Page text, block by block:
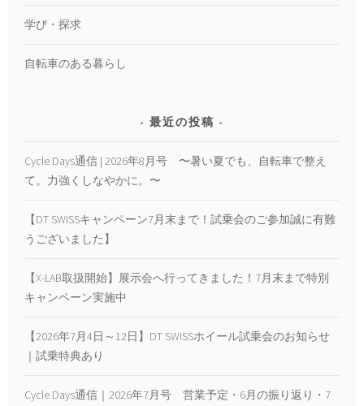
学び・探求
自転車のある暮らし
最近の投稿
Cycle Days通信 | 2026年8月号 〜暑い夏でも、自転車で整え
て。力強くしなやかに。〜
【DT SWISSキャンペーン7月末まで！試乗会のご参加誠に有難
うございました】
【X-LAB取扱開始】展示会へ行ってきました！7月末まで特別
キャンペーン実施中
【2026年7月4日～12日】DT SWISSホイール試乗会のお知らせ
｜試乗特典あり
Cycle Days通信｜2026年7月号 営業予定・6月の振り返り・7